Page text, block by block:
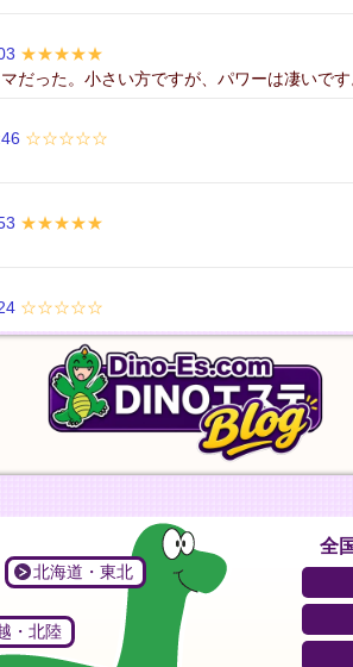
～ミラン～」- メンズエステ・リラクゼーション・
spa」- メンズエステ・リラクゼーション・マ
「夢の恋」梅雨の時期、何となく身体が重い、むく
館」✨ 6/23～6/30 抽選会開催 ✨ 🎁 1,000円分以
- 名前：愛、22歳(D)157cm
リア」- 名前：えみちゃん、28歳(D)156cm
リア」- 名前：マリちゃん、27歳(D)156cm
リア」- 名前：ミナちゃん、27歳(D)156cm
★★★★★
だった。小さい方ですが、パワーは凄いです
☆☆☆☆☆
★★★★★
☆☆☆☆☆
。
ん。
☆☆☆☆☆
は財布見て取れるだけ請求してくる。ひどい
★★★★★
たくられる。抜きも嘘
北海道・東北
・北陸
全